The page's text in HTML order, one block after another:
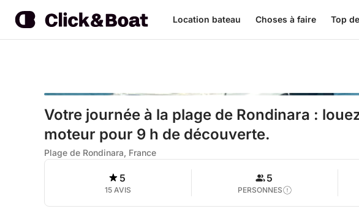
Location bateau Choses à faire Top
Votre journée à la plage de Rondinara :
moteur pour 9 h de découverte.
Plage de Rondinara, France
5
15 AVIS
5
PERSONNES